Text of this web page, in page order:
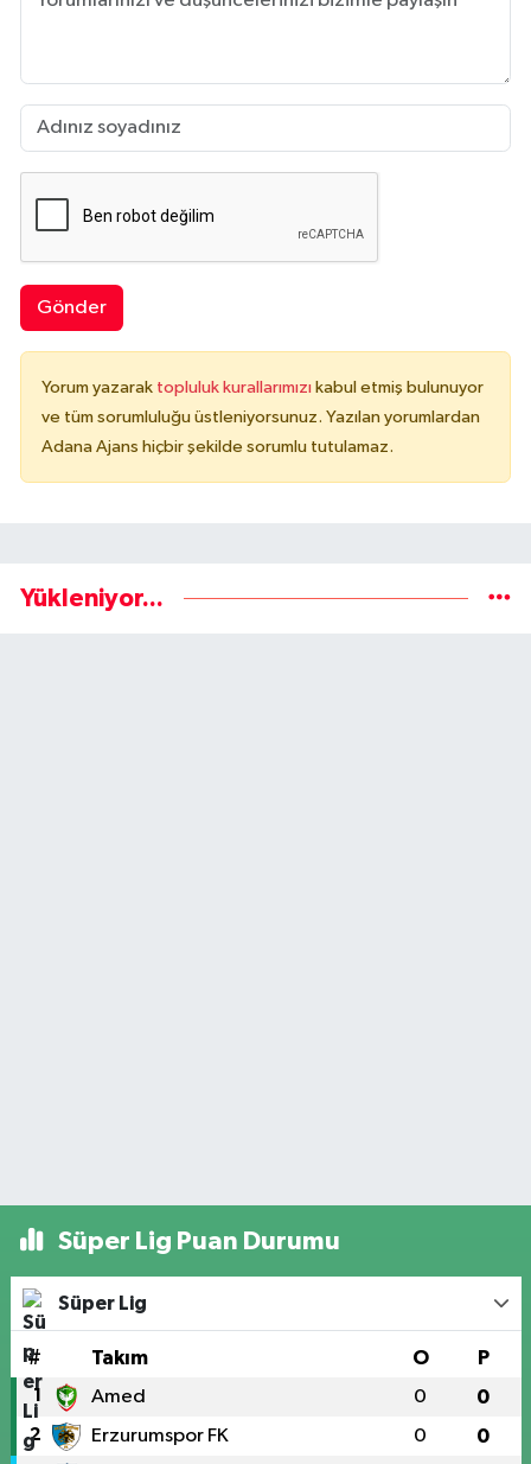
Gönder
Yorum yazarak topluluk kurallarımızı kabul etmiş bulunuyor
ve tüm sorumluluğu üstleniyorsunuz. Yazılan yorumlardan
Adana Ajans hiçbir şekilde sorumlu tutulamaz.
Yükleniyor...
Süper Lig Puan Durumu
Süper Lig
# Takım O P
1 Amed 0 0
2 Erzurumspor FK 0 0